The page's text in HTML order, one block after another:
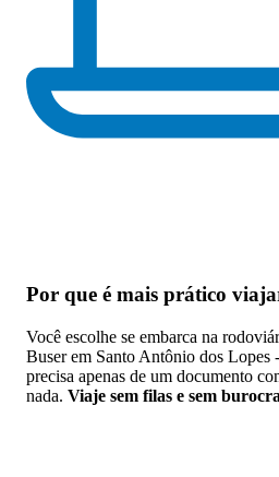
Por que é mais prático
Você escolhe se embarca na
Buser em Santo Antônio dos
precisa apenas de um documento
nada. Viaje sem filas e sem